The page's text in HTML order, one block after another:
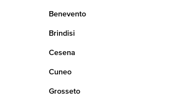
Benevento
Brindisi
Cesena
Cuneo
Grosseto